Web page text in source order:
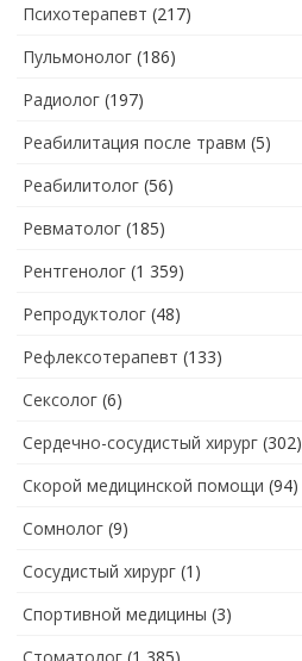
Психотерапевт (217)
Пульмонолог (186)
Радиолог (197)
Реабилитация после травм (5)
Реабилитолог (56)
Ревматолог (185)
Рентгенолог (1 359)
Репродуктолог (48)
Рефлексотерапевт (133)
Сексолог (6)
Сердечно-сосудистый хирург (302)
Скорой медицинской помощи (94)
Сомнолог (9)
Сосудистый хирург (1)
Спортивной медицины (3)
Стоматолог (1 385)